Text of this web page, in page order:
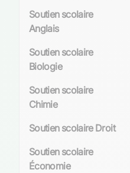
Soutien scolaire
Anglais
Soutien scolaire
Biologie
Soutien scolaire
Chimie
Soutien scolaire Droit
Soutien scolaire
Économie